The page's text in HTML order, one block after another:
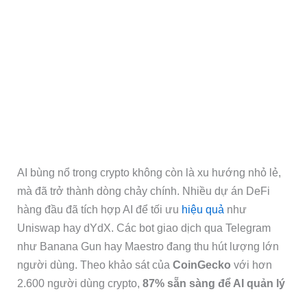
AI bùng nổ trong crypto không còn là xu hướng nhỏ lẻ,
mà đã trở thành dòng chảy chính. Nhiều dự án DeFi
hàng đầu đã tích hợp AI để tối ưu hiệu quả như
Uniswap hay dYdX. Các bot giao dịch qua Telegram
như Banana Gun hay Maestro đang thu hút lượng lớn
người dùng. Theo khảo sát củaCoinGecko với hơn
2.600 người dùng crypto,87% sẵn sàng để AI quản lý